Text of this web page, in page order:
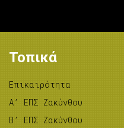
Τοπικά
Επικαιρότητα
A’ ΕΠΣ Ζακύνθου
B’ ΕΠΣ Ζακύνθου